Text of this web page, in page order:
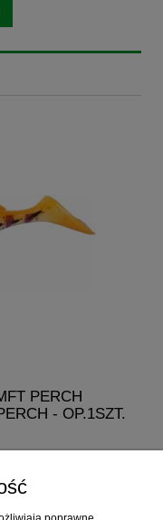
PERCH
- OP.1SZT.